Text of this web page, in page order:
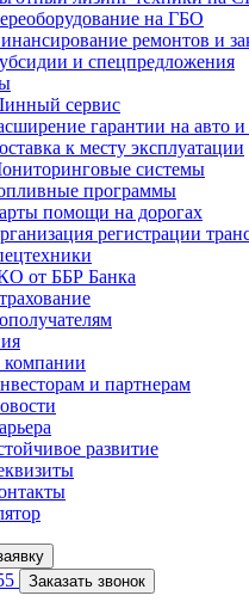
на ГБО
ремонтов и
и спецпредложения
сервис
гарантии на авто
к месту эксплуатации
системы
программы
помощи на дорогах
регистрации
от ББР Банка
и партнерам
развитие
Заказать звонок